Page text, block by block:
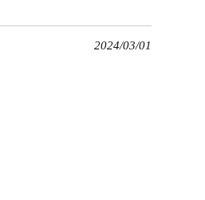
2024/03/01